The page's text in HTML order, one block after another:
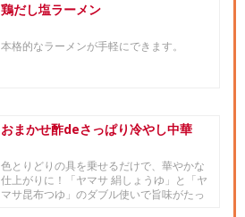
鶏だし塩ラーメン
本格的なラーメンが手軽にできます。
おまかせ酢deさっぱり冷やし中華
色とりどりの具を乗せるだけで、華やかな
仕上がりに！「ヤマサ 絹しょうゆ」と「ヤ
マサ昆布つゆ」のダブル使いで旨味がたっ